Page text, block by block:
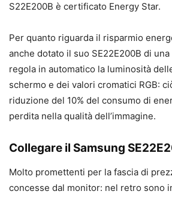
S22E200B è certificato Energy Star.
Per quanto riguarda il risparmio
anche dotato il suo SE22E200B di
regola in automatico la luminosità
schermo e dei valori cromatici RGB:
riduzione del 10% del consumo di
perdita nella qualità dell’immagine.
Collegare il Samsung
Molto promettenti per la fascia di
concesse dal monitor: nel retro sono